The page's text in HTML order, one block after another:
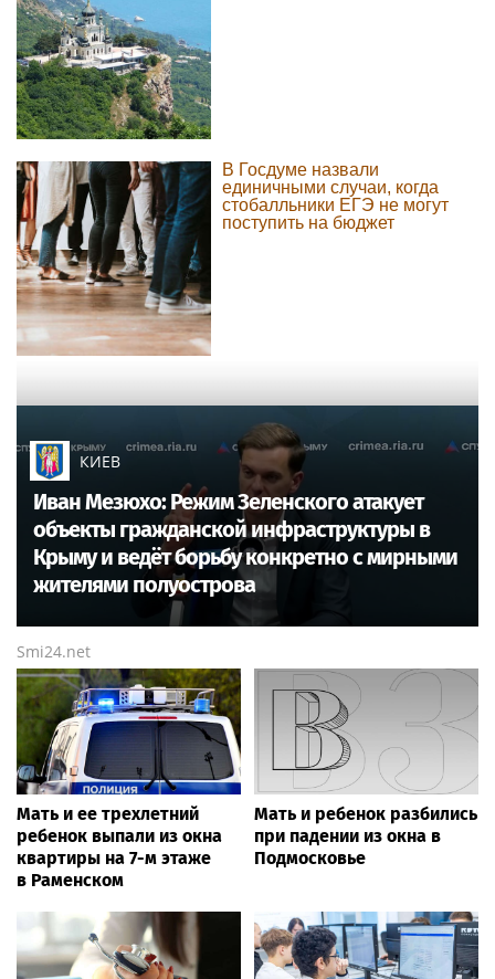
В Госдуме назвали
единичными случаи, когда
стобалльники ЕГЭ не могут
поступить на бюджет
КИЕВ
Иван Мезюхо: Режим Зеленского атакует
объекты гражданской инфраструктуры в
Крыму и ведёт борьбу конкретно с мирными
жителями полуострова
Smi24.net
Мать и ее трехлетний
ребенок выпали из окна
квартиры на 7-м этаже
в Раменском
Мать и ребенок разбились
при падении из окна в
Подмосковье